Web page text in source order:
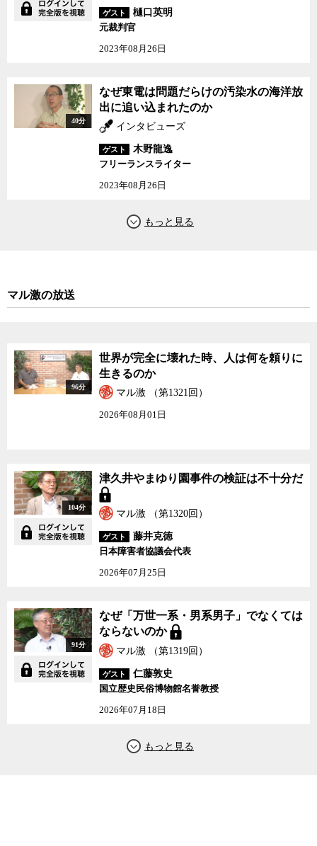
部被曝のリスクをまともに考慮に入れると、今の何十倍、あるいは
何百倍の厳しい規制が必要になってしまうのだ。
発する可能性がゼロではない以上、食品の規制値にこれ以下なら安
としたうえで、今の政府の基準や検査体制では内部被曝から子供を
守れないと主張する。
実際、福島原発事故の後、肥田氏のもとに鼻血や下痢を訴える人
が出ており、内部被曝の初期症状が現れ始めたのではないかと肥田
氏は懸念していると言う。既に今年の6月1日付の東京新聞で、福島
県内で鼻血や下痢、倦怠感といった症状が見られる子どもが増えて
を強化するなどの対策はとっていない。
部被曝の患者を見てきた肥田氏に、福島原発事故を抱えたわれわれ
ゲスト
樋口英明
元裁判官
2023年08月26日
40分
なぜ東電は問題だらけの汚染水の海洋放
出に追い込まれたのか
インタビューズ
ゲスト
木野龍逸
フリーランスライター
2023年08月26日
マル激の放送
96分
世界が完全に壊れた時、人は何を頼りに
生きるのか
マル激 （第1321回）
2026年08月01日
104分
津久井やまゆり園事件の検証は不十分だ
マル激 （第1320回）
ゲスト
藤井克徳
日本障害者協議会代表
2026年07月25日
91分
なぜ「万世一系・男系男子」でなくては
ならないのか
マル激 （第1319回）
ゲスト
仁藤敦史
国立歴史民俗博物館名誉教授
2026年07月18日